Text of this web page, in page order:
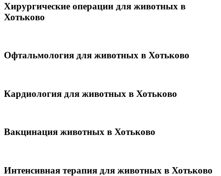
Хирургические операции для животных в
Хотьково
Офтальмология для животных в Хотьково
Кардиология для животных в Хотьково
Вакцинация животных в Хотьково
Интенсивная терапия для животных в Хотьково